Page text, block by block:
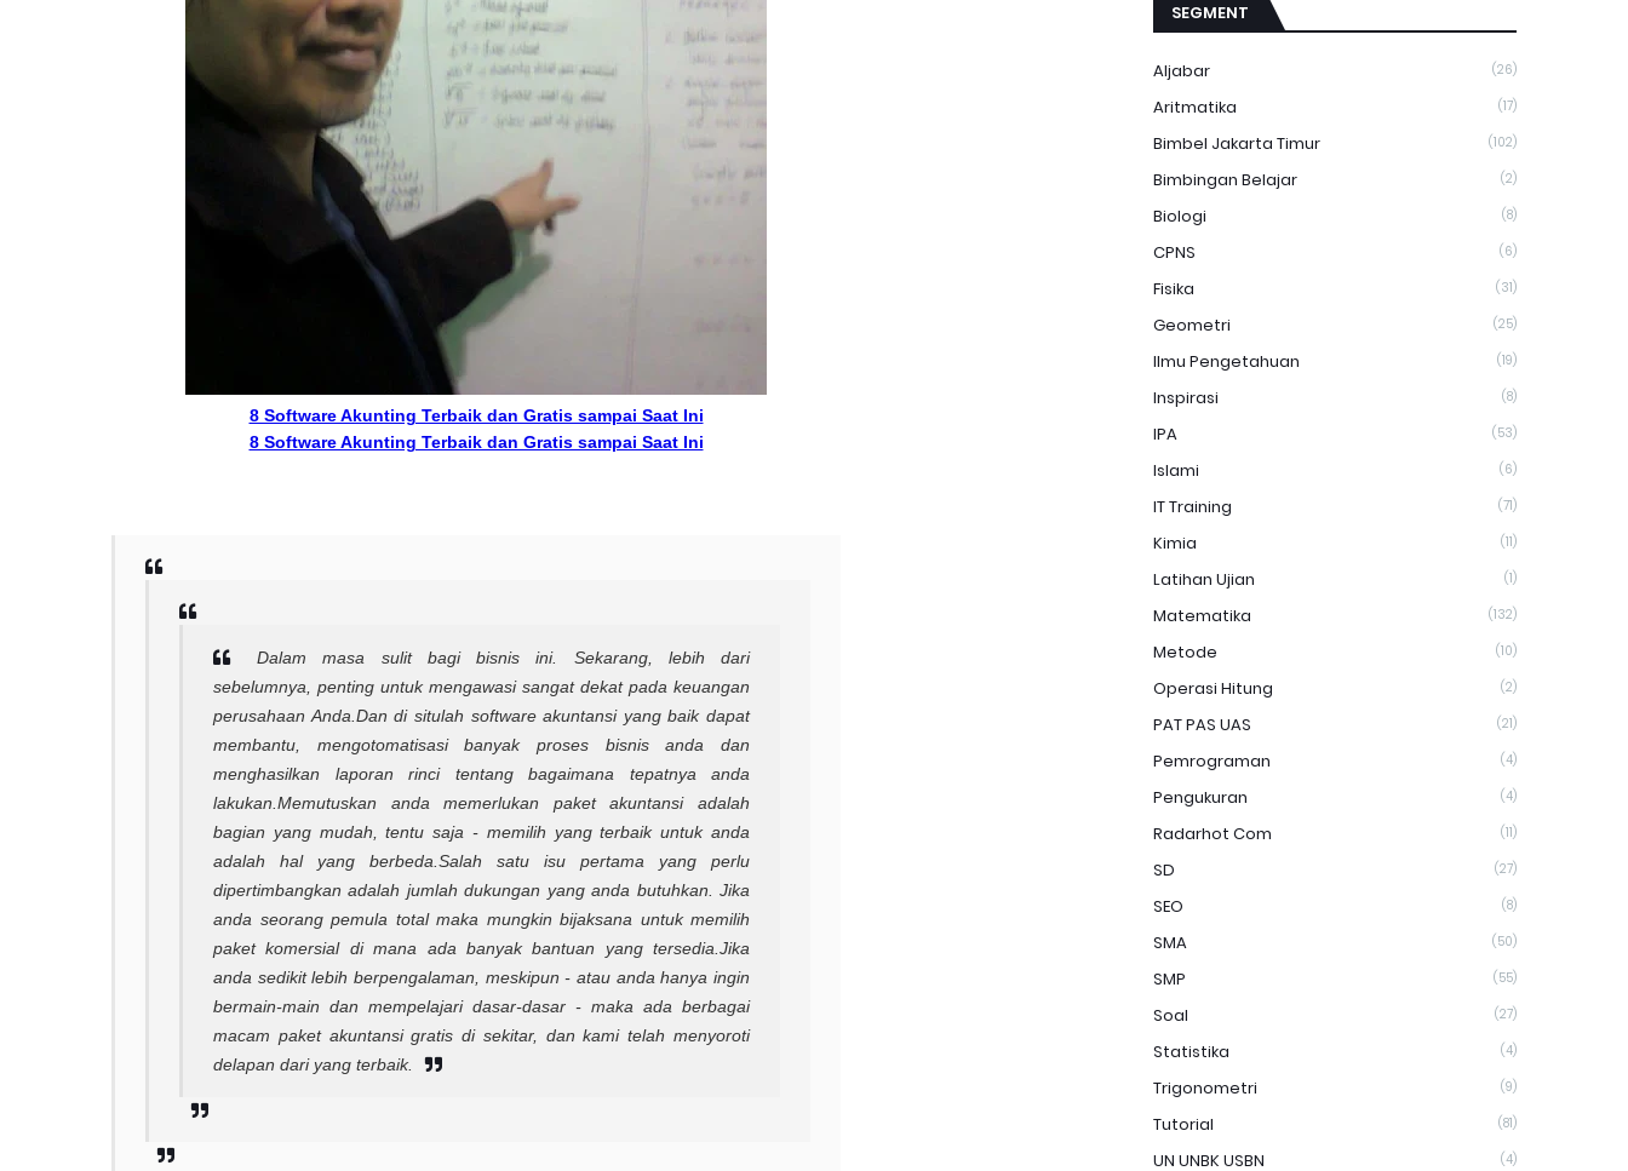
8 Software Akunting Terbaik dan Gratis sampai Saat Ini
8 Software Akunting Terbaik dan Gratis sampai Saat Ini
Dalam masa sulit bagi bisnis ini. Sekarang, lebih dari
sebelumnya, penting untuk mengawasi sangat dekat pada keuangan
perusahaan Anda. Dan di situlah software akuntansi yang baik dapat
membantu, mengotomatisasi banyak proses bisnis anda dan
menghasilkan laporan rinci tentang bagaimana tepatnya anda
lakukan. Memutuskan anda memerlukan paket akuntansi adalah
bagian yang mudah, tentu saja - memilih yang terbaik untuk anda
adalah hal yang berbeda. Salah satu isu pertama yang perlu
dipertimbangkan adalah jumlah dukungan yang anda butuhkan. Jika
anda seorang pemula total maka mungkin bijaksana untuk memilih
paket komersial di mana ada banyak bantuan yang tersedia. Jika
anda sedikit lebih berpengalaman, meskipun - atau anda hanya ingin
bermain-main dan mempelajari dasar-dasar - maka ada berbagai
macam paket akuntansi gratis di sekitar, dan kami telah menyoroti
delapan dari yang terbaik.
SEGMENT
Aljabar (26)
Aritmatika (17)
Bimbel Jakarta Timur (102)
Bimbingan Belajar (2)
Biologi (8)
CPNS (6)
Fisika (31)
Geometri (25)
Ilmu Pengetahuan (19)
Inspirasi (8)
IPA (53)
Islami (6)
IT Training (71)
Kimia (11)
Latihan Ujian (1)
Matematika (132)
Metode (10)
Operasi Hitung (2)
PAT PAS UAS (21)
Pemrograman (4)
Pengukuran (4)
Radarhot Com (11)
SD (27)
SEO (8)
SMA (50)
SMP (55)
Soal (27)
Statistika (4)
Trigonometri (9)
Tutorial (81)
UN UNBK USBN (4)